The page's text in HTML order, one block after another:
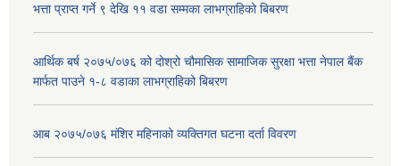
भत्ता प्राप्त गर्ने ९ देखि ११ वडा सम्मका लाभग्राहिको बिबरण
आर्थिक बर्ष २०७५/०७६ को दोश्रो चौमासिक सामाजिक सुरक्षा भत्ता नेपाल बैंक
मार्फत पाउने १-८ वडाका लाभग्राहिको बिबरण
आब २०७५/०७६ मंशिर महिनाको व्यक्तिगत घटना दर्ता विवरण